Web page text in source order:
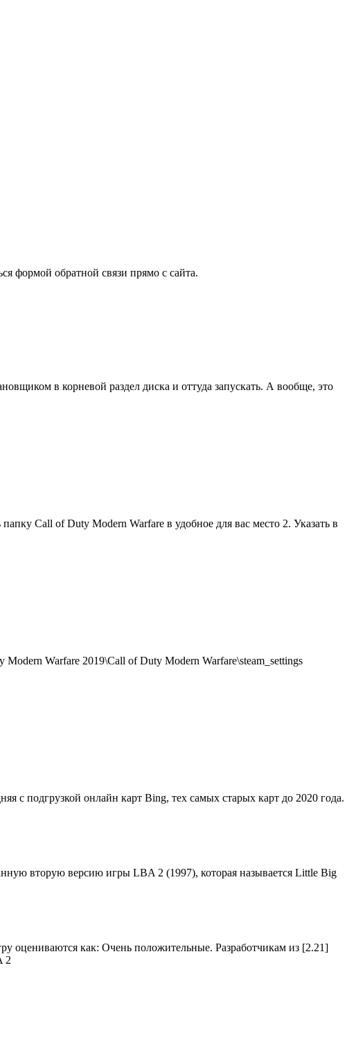
формой обратной связи прямо с сайта.
в корневой раздел диска и оттуда запускать. А вообще, это
Call of Duty Modern Warfare в удобное для вас место 2. Указать в
Warfare 2019\Call of Duty Modern Warfare\steam_settings
с подгрузкой онлайн карт Bing, тех самых старых карт до 2020 года.
вторую версию игры LBA 2 (1997), которая называется Little Big
оцениваются как: Очень положительные. Разработчикам из [2.21]
2